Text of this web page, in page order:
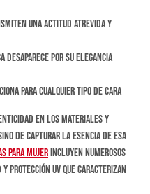
una actitud atrevida y
desaparece por su elegancia
para cualquier tipo de cara
en los materiales y
de capturar la esencia de esa
para mujerincluyen numerosos
protección UV que caracterizan